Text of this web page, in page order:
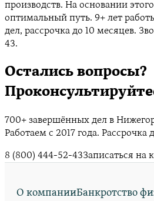
производств. На основании
оптимальный путь. 9+ лет
дел, рассрочка до 10 месяцев.
43.
Остались вопросы?
700+ завершённых дел в
Работаем с 2017 года. Рассрочка
8 (800) 444-52-43Записаться на
О компанииБанкротство